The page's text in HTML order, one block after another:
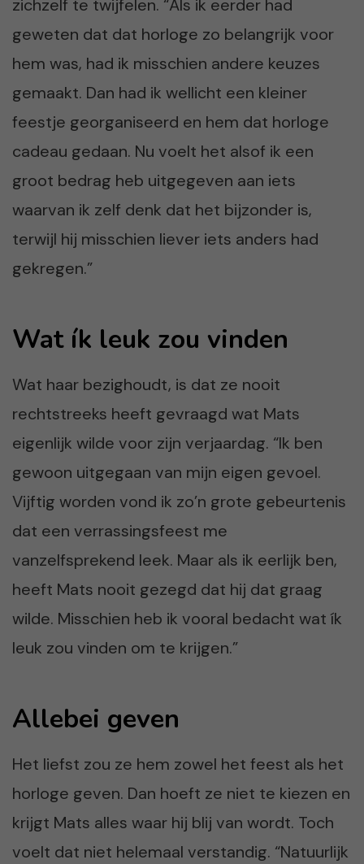
zichzelf te twijfelen. “Als ik eerder had
geweten dat dat horloge zo belangrijk voor
hem was, had ik misschien andere keuzes
gemaakt. Dan had ik wellicht een kleiner
feestje georganiseerd en hem dat horloge
cadeau gedaan. Nu voelt het alsof ik een
groot bedrag heb uitgegeven aan iets
waarvan ik zelf denk dat het bijzonder is,
terwijl hij misschien liever iets anders had
gekregen.”
Wat ík leuk zou vinden
Wat haar bezighoudt, is dat ze nooit
rechtstreeks heeft gevraagd wat Mats
eigenlijk wilde voor zijn verjaardag. “Ik ben
gewoon uitgegaan van mijn eigen gevoel.
Vijftig worden vond ik zo’n grote gebeurtenis
dat een verrassingsfeest me
vanzelfsprekend leek. Maar als ik eerlijk ben,
heeft Mats nooit gezegd dat hij dat graag
wilde. Misschien heb ik vooral bedacht wat ík
leuk zou vinden om te krijgen.”
Allebei geven
Het liefst zou ze hem zowel het feest als het
horloge geven. Dan hoeft ze niet te kiezen en
krijgt Mats alles waar hij blij van wordt. Toch
voelt dat niet helemaal verstandig. “Natuurlijk